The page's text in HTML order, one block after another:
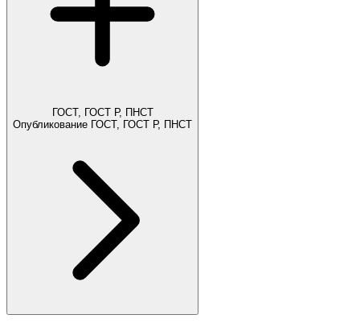
ГОСТ, ГОСТ Р, ПНСТ
Опубликование ГОСТ, ГОСТ Р, ПНСТ